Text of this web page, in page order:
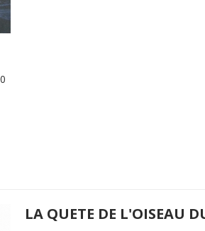
LA QUETE DE L'OISEAU